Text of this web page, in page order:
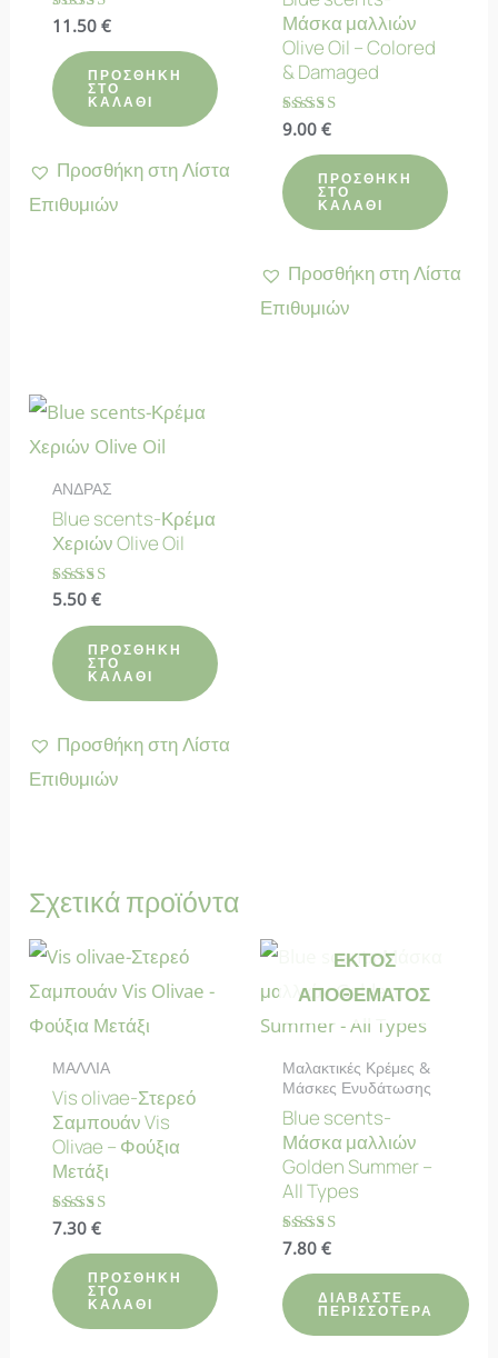
Βαθμολογήθηκε
5.00
από 5
11.50 €
ΠΡΟΣΘΉΚΗ
ΣΤΟ
ΚΑΛΆΘΙ
Προσθήκη στη Λίστα
Επιθυμιών
Μάσκα μαλλιών
Olive Oil – Colored
& Damaged
Βαθμολογήθηκε
4.80
από 5
9.00€
ΠΡΟΣΘΉΚΗ
ΣΤΟ
ΚΑΛΆΘΙ
Προσθήκη στη Λίστα
Επιθυμιών
ΑΝΔΡΑΣ
Blue scents-Κρέμα
Χεριών Olive Oil
Βαθμολογήθηκε
4.90
από 5
5.50 €
ΠΡΟΣΘΉΚΗ
ΣΤΟ
ΚΑΛΆΘΙ
Προσθήκη στη Λίστα
Επιθυμιών
Σχετικά προϊόντα
ΜΑΛΛΙΑ
Vis olivae-Στερεό
Σαμπουάν Vis
Olivae – Φούξια
Μετάξι
Βαθμολογήθηκε
με
4.86
από 5
7.30 €
ΠΡΟΣΘΉΚΗ
ΣΤΟ
ΚΑΛΆΘΙ
ΕΚΤΌΣ
ΑΠΟΘΈΜΑΤΟΣ
Μαλακτικές Κρέμες &
Μάσκες Ενυδάτωσης
Blue scents-
Μάσκα μαλλιών
Golden Summer –
All Types
Βαθμολογήθηκε
με
4.75
από 5
7.80€
ΔΙΑΒΆΣΤΕ
ΠΕΡΙΣΣΌΤΕΡΑ